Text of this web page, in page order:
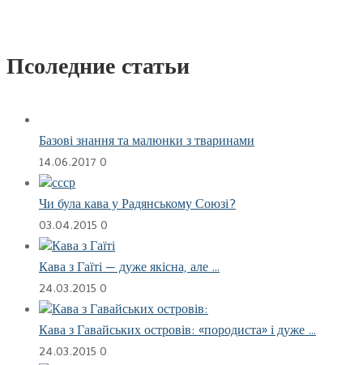
Псоледние статьи
Базові знання та малюнки з тваринами
14.06.20170
Чи була кава у Радянському Союзі?
03.04.20150
Кава з Гаїті — дуже якісна, але …
24.03.20150
Кава з Гавайських островів: «породиста» і дуже …
24.03.20150